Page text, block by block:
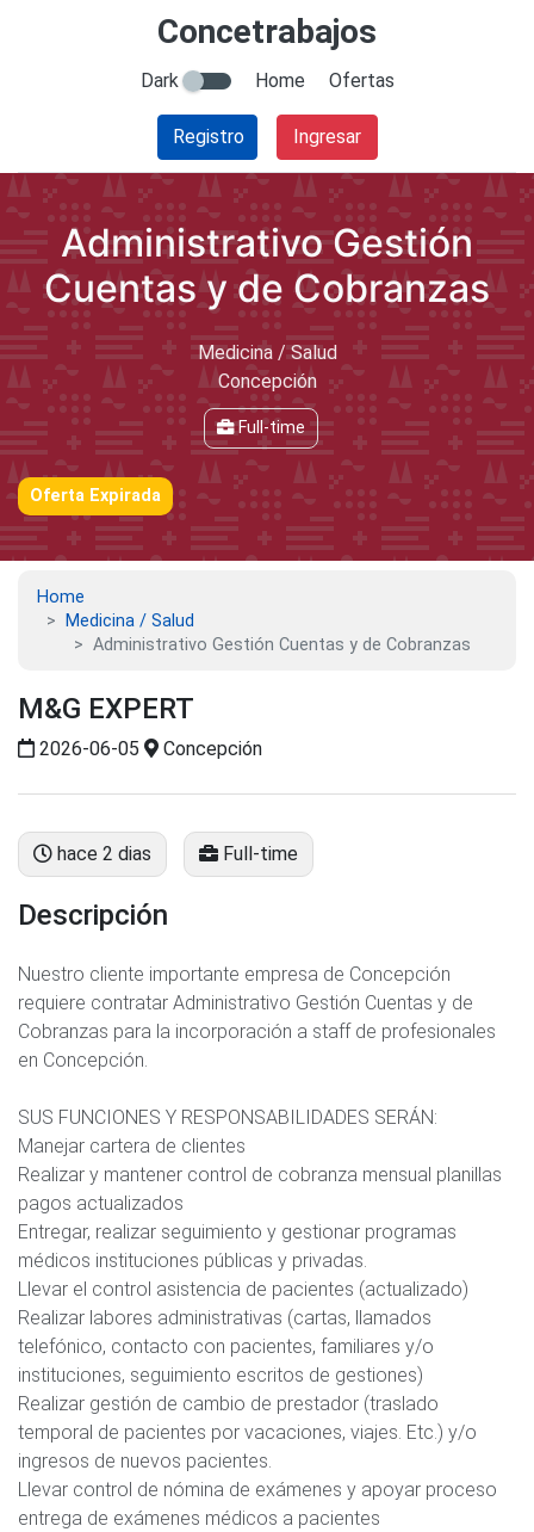
Concetrabajos
Dark Home Ofertas
Registro Ingresar
Administrativo Gestión
Cuentas y de Cobranzas
Medicina / Salud
Concepción
Full-time
Oferta Expirada
Home
Medicina / Salud
Administrativo Gestión Cuentas y de Cobranzas
M&G EXPERT
2026-06-05 Concepción
hace 2 dias Full-time
Descripción
Nuestro cliente importante empresa de Concepción
requiere contratar Administrativo Gestión Cuentas y de
Cobranzas para la incorporación a staff de profesionales
en Concepción.
SUS FUNCIONES Y RESPONSABILIDADES SERÁN:
Manejar cartera de clientes
Realizar y mantener control de cobranza mensual planillas
pagos actualizados
Entregar, realizar seguimiento y gestionar programas
médicos instituciones públicas y privadas.
Llevar el control asistencia de pacientes (actualizado)
Realizar labores administrativas (cartas, llamados
telefónico, contacto con pacientes, familiares y/o
instituciones, seguimiento escritos de gestiones)
Realizar gestión de cambio de prestador (traslado
temporal de pacientes por vacaciones, viajes. Etc.) y/o
ingresos de nuevos pacientes.
Llevar control de nómina de exámenes y apoyar proceso
entrega de exámenes médicos a pacientes